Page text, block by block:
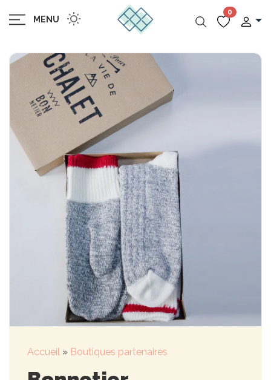
MENU
0
Accueil » Boutiques partenaires